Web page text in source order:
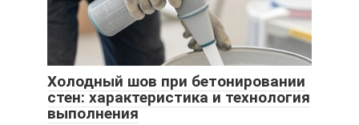
Холодный шов при бетонировании
стен: характеристика и технология
выполнения